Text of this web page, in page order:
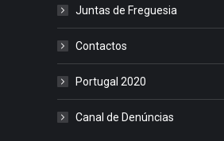
Juntas de Freguesia
Contactos
Portugal 2020
Canal de Denúncias